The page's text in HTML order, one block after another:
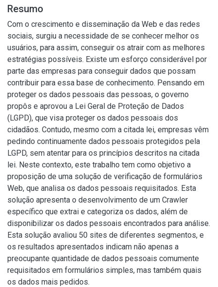
Resumo
Com o crescimento e disseminação da Web e das redes
sociais, surgiu a necessidade de se conhecer melhor os
usuários, para assim, conseguir os atrair com as melhores
estratégias possíveis. Existe um esforço considerável por
parte das empresas para conseguir dados que possam
contribuir para essa base de conhecimento. Pensando em
proteger os dados pessoais das pessoas, o governo
propôs e aprovou a Lei Geral de Proteção de Dados
(LGPD), que visa proteger os dados pessoais dos
cidadãos. Contudo, mesmo com a citada lei, empresas vêm
pedindo continuamente dados pessoais protegidos pela
LGPD, sem atentar para os princípios descritos na citada
lei. Neste contexto, este trabalho tem como objetivo a
proposição de uma solução de verificação de formulários
Web, que analisa os dados pessoais requisitados. Esta
solução apresenta o desenvolvimento de um Crawler
específico que extrai e categoriza os dados, além de
disponibilizar os dados pessoais encontrados para análise.
Esta solução avaliou 50 sites de diferentes segmentos, e
os resultados apresentados indicam não apenas a
preocupante quantidade de dados pessoais comumente
requisitados em formulários simples, mas também quais
os dados mais pedidos.